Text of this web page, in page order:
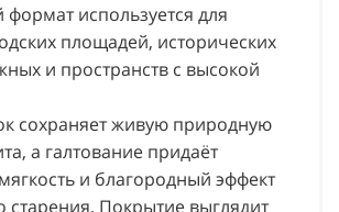
используется для
площадей, исторических
и пространств с высокой
сохраняет живую природную
а галтование придаёт
и благородный эффект
старения. Покрытие выглядит